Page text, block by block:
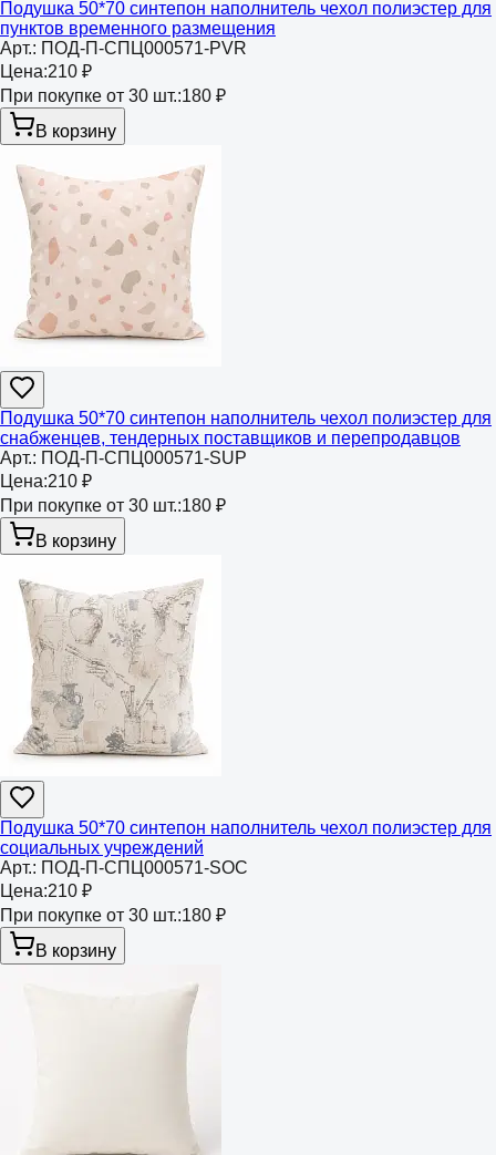
Подушка 50*70 синтепон наполнитель чехол полиэстер для
пунктов временного размещения
Арт.: ПОД-П-СПЦ000571-PVR
Цена:210 ₽
При покупке от 30 шт.:180 ₽
В корзину
Подушка 50*70 синтепон наполнитель чехол полиэстер для
снабженцев, тендерных поставщиков и перепродавцов
Арт.: ПОД-П-СПЦ000571-SUP
Цена:210 ₽
При покупке от 30 шт.:180 ₽
В корзину
Подушка 50*70 синтепон наполнитель чехол полиэстер для
социальных учреждений
Арт.: ПОД-П-СПЦ000571-SOC
Цена:210 ₽
При покупке от 30 шт.:180 ₽
В корзину